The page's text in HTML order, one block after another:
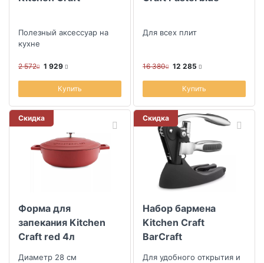
Полезный аксессуар на
кухне
2 572 1 929
Купить
Для всех плит
16 380 12 285
Купить
Скидка
Форма для
запекания Kitchen
Craft red 4л
Диаметр 28 см
Скидка
Набор бармена
Kitchen Craft
BarCraft
Для удобного открытия и